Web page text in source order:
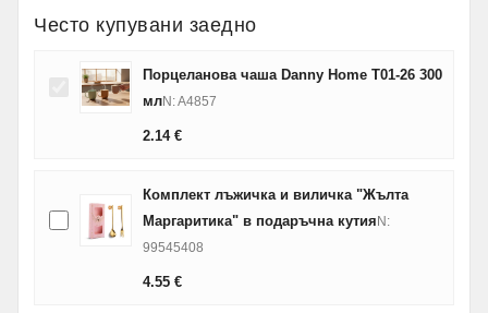
Често купувани заедно
Порцеланова чаша Danny Home T01-26 300
млN: A4857
2.14 €
Комплект лъжичка и виличка "Жълта
Маргаритика" в подаръчна кутияN:
99545408
4.55 €